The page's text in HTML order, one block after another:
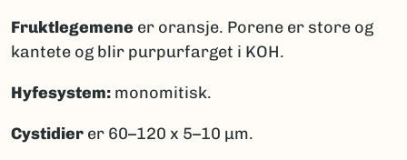
Fruktlegemene er oransje. Porene er store og
kantete og blir purpurfarget i KOH.
Hyfesystem: monomitisk.
Cystidier er 60–120 x 5–10 μm.